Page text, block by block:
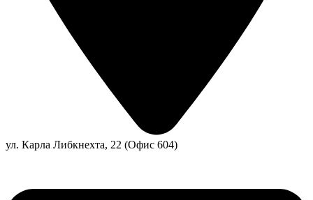
ул. Карла Либкнехта, 22 (Офис 604)